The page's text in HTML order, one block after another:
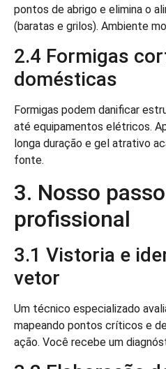
pontos de abrigo e elimina o
(baratas e grilos). Ambiente
2.4 Formigas
domésticas
Formigas podem danificar
até equipamentos elétricos.
longa duração e gel atrativo
fonte.
3. Nosso
profissional
3.1 Vistoria e
vetor
Um técnico especializado
mapeando pontos críticos e
ação. Você recebe um